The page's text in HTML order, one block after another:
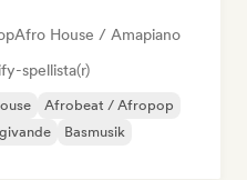
Afro House / Amapiano
spellista(r)
Afrobeat / Afropop
Basmusik